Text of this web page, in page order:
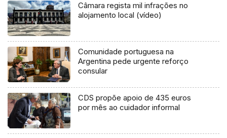
Câmara regista mil infrações no
alojamento local (vídeo)
Comunidade portuguesa na
Argentina pede urgente reforço
consular
CDS propõe apoio de 435 euros
por mês ao cuidador informal